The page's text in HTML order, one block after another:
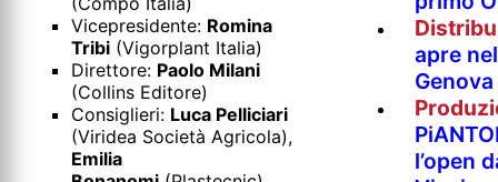
Vicepresidente: Romina
Tribi (Vigorplant Italia)
Direttore: Paolo Milani
(Collins Editore)
Consiglieri: Luca Pelliciari
(Viridea Società Agricola),
Emilia
apre
Genova
l’open